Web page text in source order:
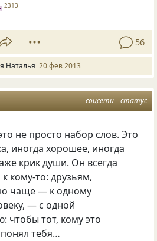
2313
56
Наталья 20 фев 2013
соцсети статус
не просто набор слов. Это
иногда хорошее, иногда
крик души. Он всегда
кому-то: друзьям,
чаще — к одному
— с одной
чтобы тот, кому это
тебя…